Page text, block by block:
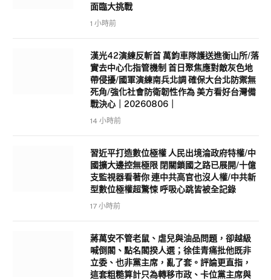
面臨大挑戰
1 小時前
漢光42演練反斬首 萬鈞車隊護送進衡山所/落
實去中心化指管機制 首日聚焦應對敵灰色地
帶侵擾/國軍演練南兵北調 確保大台北防禦無
死角/強化社會防衛韌性作為 美方看好台灣備
戰決心｜20260806｜
14 小時前
習近平打造數位極權 人民出境淪政府特權/中
國擴大邊控無極限 閉關鎖國之路已展開/十億
支監視器看著你 連中共高官也沒人權/中共新
型數位極權超驚悚 呼吸心跳皆被全記錄
17 小時前
蔣萬安不管老鼠、虐兒與油品問題，卻越級
喊倒閣、點名閣揆人選；徐佳青痛批他既非
立委、也非黨主席，亂了套。評論更直指，
這套粗糙算計只為轉移市政、卡位黨主席與